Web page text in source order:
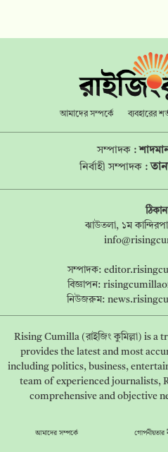
আমাদের সম্পর্কে ব্যবহারের
সম্পাদক :
নির্বাহী সম্পাদক :
ঝাউতলা, ১ম
সম্পাদক:
বিজ্ঞাপন:
নিউজরুম:
Rising Cumilla (রাইজিং কুমিল্লা) is
provides the latest and most
including politics, business,
team of experienced journalists,
comprehensive and objective
আমাদের সম্পর্কে গোপনীয়তার